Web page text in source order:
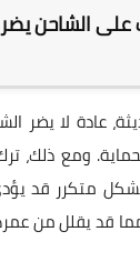
عادة لا يضر
ومع ذلك،
متكرر قد
مما قد يقلل من